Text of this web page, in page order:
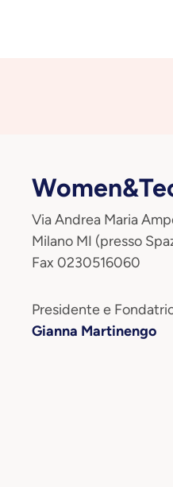
Via Andrea Maria
Milano MI (presso
Fax 0230516060
Presidente e
Gianna Martinengo